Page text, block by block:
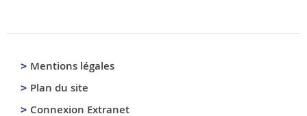
Mentions légales
Plan du site
Connexion Extranet